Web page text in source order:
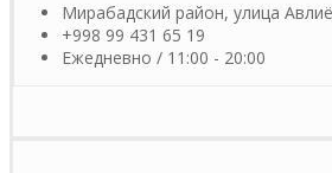
Мирабадский район, улица
+998 99 431 65 19
Ежедневно / 11:00 - 20:00